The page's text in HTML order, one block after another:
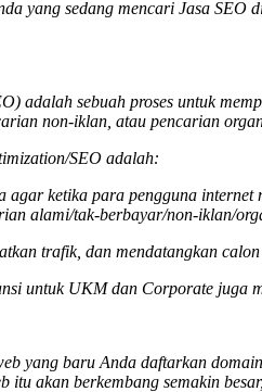
yang sedang mencari Jasa SEO
adalah sebuah proses untuk
non-iklan, atau pencarian
SEO adalah:
ketika para pengguna
alami/tak-berbayar/non-iklan/
trafik, dan mendatangkan
untuk UKM dan Corporate juga
yang baru Anda daftarkan
akan berkembang semakin